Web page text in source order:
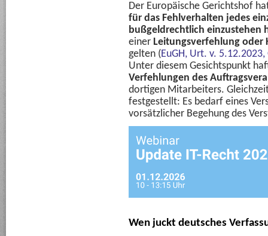
Der Europäische Gerichtshof
für das Fehlverhalten jedes
bußgeldrechtlich einzustehen
einer Leitungsverfehlung oder
gelten (EuGH, Urt. v.
Unter diesem Gesichtspunkt
Verfehlungen des
dortigen Mitarbeiters.
festgestellt: Es bedarf eines
vorsätzlicher Begehung des
Wen juckt deutsches